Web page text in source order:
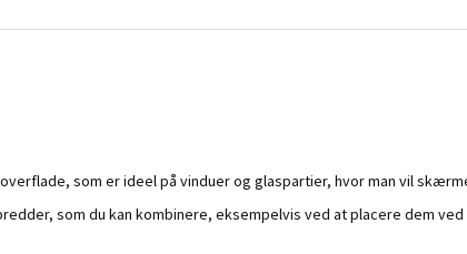
som er ideel på vinduer og glaspartier, hvor man vil
som du kan kombinere, eksempelvis ved at placere dem